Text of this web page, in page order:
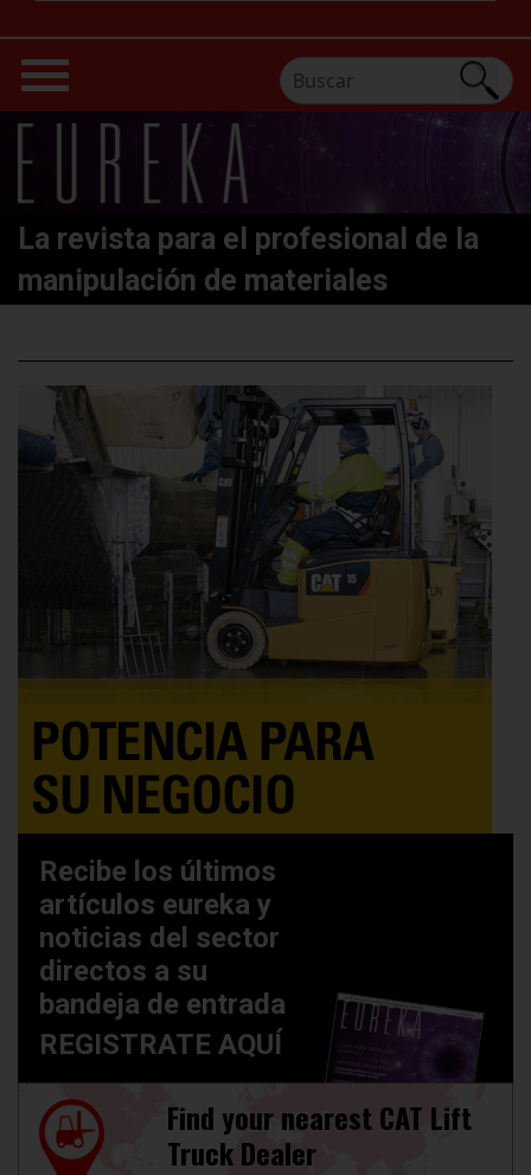
La revista para el profesional de la
manipulación de materiales
Recibe los últimos
artículos eureka y
noticias del sector
directos a su
bandeja de entrada
REGISTRATE AQUÍ
Find your nearest CAT Lift
Truck Dealer